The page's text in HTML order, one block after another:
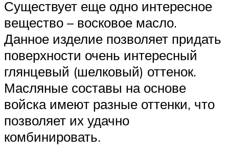
Существует еще одно интересное
вещество – восковое масло.
Данное изделие позволяет придать
поверхности очень интересный
глянцевый (шелковый) оттенок.
Масляные составы на основе
войска имеют разные оттенки, что
позволяет их удачно
комбинировать.